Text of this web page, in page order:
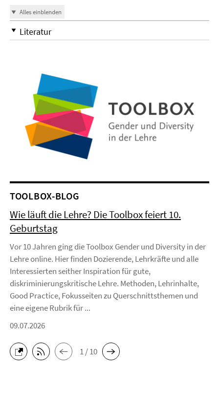
Alles einblenden
Literatur
TOOLBOX-BLOG
Wie läuft die Lehre? Die Toolbox feiert 10.
Geburtstag
Vor 10 Jahren ging die Toolbox Gender und Diversity in der
Lehre online. Hier finden Dozierende, Lehrkräfte und alle
Interessierten seither Inspiration für gute,
diskriminierungskritische Lehre. Methoden, Lehrinhalte,
Good Practice, Fokusseiten zu Querschnittsthemen und
eine eigene Rubrik für ...
09.07.2026
1 / 10